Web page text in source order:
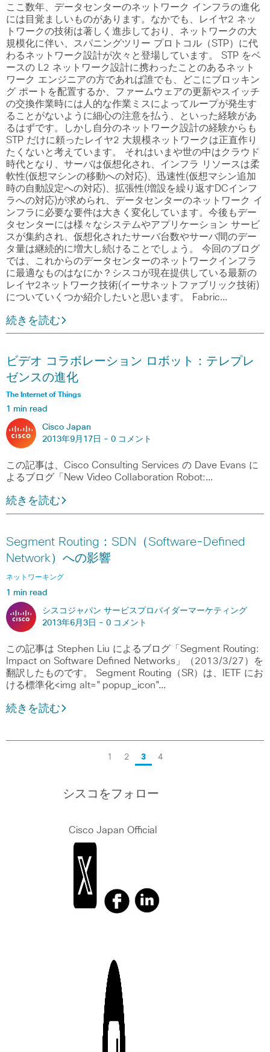
ここ数年、データセンターのネットワーク インフラの進化
には目覚ましいものがあります。なかでも、レイヤ2 ネッ
トワークの技術は著しく進歩しており、ネットワークの大
規模化に伴い、スパニングツリー プロトコル（STP）に代
わるネットワーク設計が次々と登場しています。 STP をベ
ースの L2 ネットワーク設計に携わったことのあるネット
ワーク エンジニアの方であれば誰でも、どこにブロッキン
グ ポートを配置するか、ファームウェアの更新やスイッチ
の交換作業時には人的な作業ミスによってループが発生す
ることがないように細心の注意を払う、といった経験があ
るはずです。しかし自分のネットワーク設計の経験からも
STP だけに頼ったレイヤ2 大規模ネットワークは正直作り
たくないと考えています。 それはいまや世の中はクラウド
時代となり、サーバは仮想化され、インフラ リソースは柔
軟性(仮想マシンの移動への対応)、迅速性(仮想マシン追加
時の自動設定への対応)、拡張性(増設を繰り返すDCインフ
ラへの対応)が求められ、データセンターのネットワーク イ
ンフラに必要な要件は大きく変化しています。今後もデー
タセンターには様々なシステムやアプリケーション サービ
スが集約され、仮想化されたサーバ台数やサーバ間のデー
タ量は継続的に増大し続けることでしょう。 今回のブログ
では、これからのデータセンターのネットワークインフラ
に最適なものはなにか？シスコが現在提供している最新の
レイヤ2ネットワーク技術(イーサネットファブリック技術)
についていくつか紹介したいと思います。 Fabric…
続きを読む
ビデオ コラボレーション ロボット：テレプレ
ゼンスの進化
The Internet of Things
1 min read
Cisco Japan
2013年9月17日 - 0 コメント
この記事は、Cisco Consulting Services の Dave Evans に
よるブログ「New Video Collaboration Robot:…
続きを読む
Segment Routing：SDN（Software-Defined
Network）への影響
ネットワーキング
1 min read
シスコジャパン サービスプロバイダーマーケティング
2013年6月3日 - 0 コメント
この記事は Stephen Liu によるブログ「Segment Routing:
Impact on Software Defined Networks」（2013/3/27）を
翻訳したものです。 Segment Routing（SR）は、IETF にお
ける標準化<img alt="popup_icon"…
続きを読む
1 2 3 4
シスコをフォロー
Cisco Japan Official